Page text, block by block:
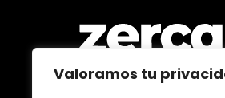
Valoramos tu